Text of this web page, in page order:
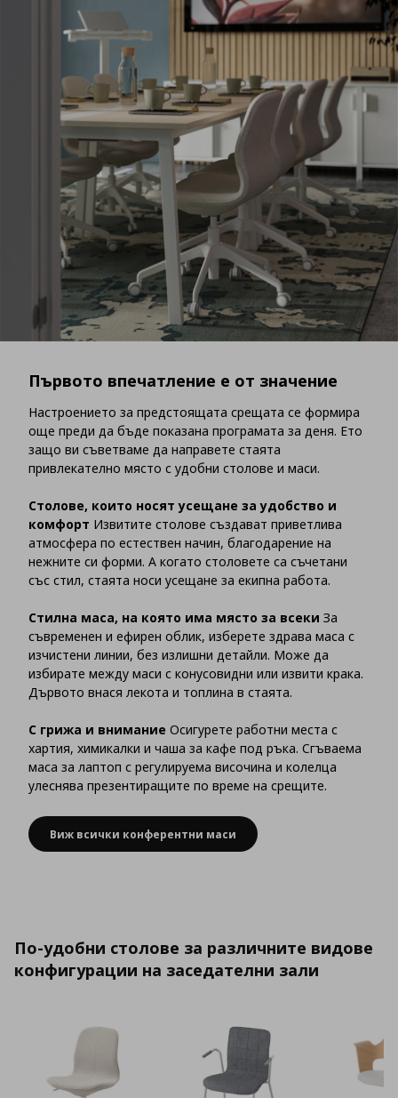
Първото впечатление е от значение
Настроението за предстоящата срещата се формира
още преди да бъде показана програмата за деня. Ето
защо ви съветваме да направете стаята
привлекателно място с удобни столове и маси.
Столове, които носят усещане за удобство и
комфорт Извитите столове създават приветлива
атмосфера по естествен начин, благодарение на
нежните си форми. А когато столовете са съчетани
със стил, стаята носи усещане за екипна работа.
Стилна маса, на която има място за всеки За
съвременен и ефирен облик, изберете здрава маса с
изчистени линии, без излишни детайли. Може да
избирате между маси с конусовидни или извити крака.
Дървото внася лекота и топлина в стаята.
С грижа и внимание Осигурете работни места с
хартия, химикалки и чаша за кафе под ръка. Сгъваема
маса за лаптоп с регулируема височина и колелца
улеснява презентиращите по време на срещите.
Виж всички конферентни маси
По-удобни столове за различните видове
конфигурации на заседателни зали